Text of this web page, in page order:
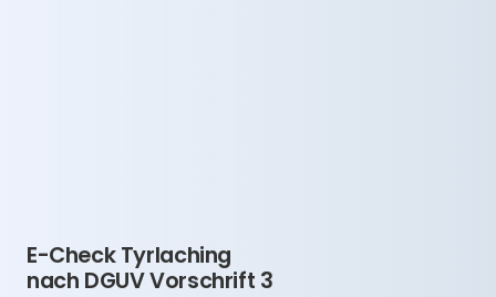
E-Check Tyrlaching
nach DGUV Vorschrift 3